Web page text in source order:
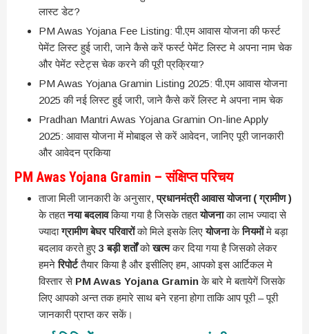
लास्ट डेट?
PM Awas Yojana Fee Listing: पी.एम आवास योजना की फर्स्ट
पेमेंट लिस्ट हुई जारी, जाने कैसे करें फर्स्ट पेमेंट लिस्ट मे अपना नाम चेक
और पेमेंट स्टेट्स चेक करने की पूरी प्रक्रिया?
PM Awas Yojana Gramin Listing 2025: पी.एम आवास योजना
2025 की नई लिस्ट हुई जारी, जाने कैसे करें लिस्ट मे अपना नाम चेक
Pradhan Mantri Awas Yojana Gramin On-line Apply
2025: आवास योजना में मोबाइल से करें आवेदन, जानिए पूरी जानकारी
और आवेदन प्रकिया
PM Awas Yojana Gramin – संक्षिप्त परिचय
ताजा मिली जानकारी के अनुसार, प्रधानमंत्री आवास योजना ( ग्रामीण )
के तहतनया बदलावकिया गया है जिसके तहतयोजनाका लाभ ज्यादा से
ज्यादाग्रामीण बेघर परिवारोंको मिले इसके लिएयोजनाकेनियमोंमे बड़ा
बदलाव करते हुए 3 बड़ी शर्तोंकोखत्मकर दिया गया है जिसको लेकर
हमनेरिपोर्टतैयार किया है और इसीलिए हम, आपको इस आर्टिकल मे
विस्तार से PM Awas Yojana Graminके बारे मे बतायेगें जिसके
लिए आपको अन्त तक हमारे साथ बने रहना होगा ताकि आप पूरी – पूरी
जानकारी प्राप्त कर सकें।